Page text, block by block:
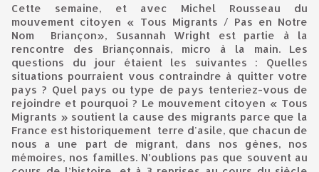
Cette semaine, et avec Michel Rousseau du
mouvement citoyen « Tous Migrants / Pas en Notre
Nom Briançon», Susannah Wright est partie à la
rencontre des Briançonnais, micro à la main. Les
questions du jour étaient les suivantes : Quelles
situations pourraient vous contraindre à quitter votre
pays ? Quel pays ou type de pays tenteriez-vous de
rejoindre et pourquoi ? Le mouvement citoyen « Tous
Migrants » soutient la cause des migrants parce que la
France est historiquement terre d'asile, que chacun de
nous a une part de migrant, dans nos gènes, nos
mémoires, nos familles. N’oublions pas que souvent au